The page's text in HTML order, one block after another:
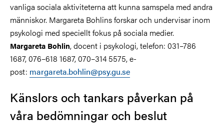
vanliga sociala aktiviteterna att kunna samspela med andra
människor. Margareta Bohlins forskar och undervisar inom
psykologi med speciellt fokus på sociala medier.
Margareta Bohlin, docent i psykologi, telefon: 031–786
1687, 076–618 1687, 070–314 5575, e-
post: margareta.bohlin@psy.gu.se
Känslors och tankars påverkan på
våra bedömningar och beslut